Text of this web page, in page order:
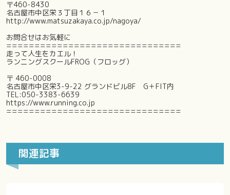
〒460-8430
名古屋市中区栄３丁目１６－１
http://www.matsuzakaya.co.jp/nagoya/
お問合せはお気軽に
===============================
走って人生をカエル！
ランニングスクールFROG（フロッグ）
〒 460-0008
名古屋市中区栄3-9-22 グランドビル8F G＋FIT内
TEL:050-3383-6639
https://www.running.co.jp
===============================
関連記事